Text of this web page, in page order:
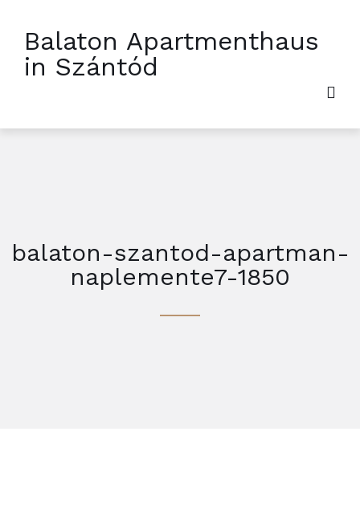
Balaton Apartmenthaus
in Szántód
balaton-szantod-apartman-
naplemente7-1850